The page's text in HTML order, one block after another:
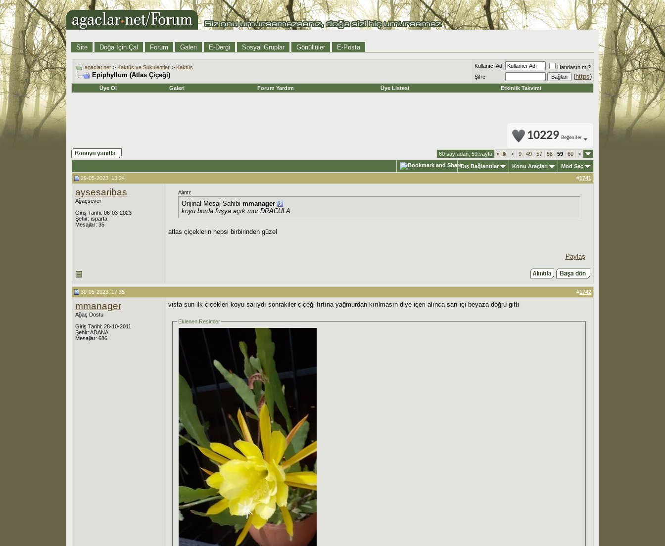
Site Doğa İçin Çal Forum Galeri E-Dergi Sosyal Gruplar Gönüllüler E-Posta
agaclar.net > Kaktüs ve Sukulentler > Kaktüs
Epiphyllum (Atlas Çiçeği)
Kullanıcı Adı
Hatırlasın mı?
Şifre
(https)
Üye Ol Galeri Forum Yardım Üye Listesi Etkinlik Takvimi
10229 Beğeniler
60 sayfadan, 59.sayfa « İlk < 9 49 57 58 59 60 >
Dış Bağlantılar Konu Araçları
Mod Seç
29-05-2023, 13:24
#1741
aysesaribas
Ağaçsever
Giriş Tarihi: 06-03-2023
Şehir: ısparta
Mesajlar: 35
Alıntı:
Orijinal Mesaj Sahibi mmanager
koyu borda fuşya açık mor.DRACULA
atlas çiçeklerin hepsi birbirinden güzel
Paylaş
30-05-2023, 17:35 #1742
mmanager
Ağaç Dostu
Giriş Tarihi: 28-10-2011
Şehir: ADANA
Mesajlar: 686
vista sun ilk çiçekleri koyu sarıydı sonrakiler çiçeği fırtına yağmurdan kırılmasın diye içeri alınca sarı içi beyaza doğru gitti
Eklenen Resimler